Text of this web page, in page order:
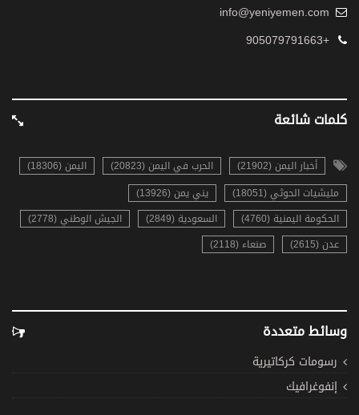
info@yeniyemen.com
+905079791663
كلمات شائعة
أخبار اليمن (21902) الحرب في اليمن (20823)
اليمن (18306)
مليشيات الحوثي (18051)
يني يمن (13926)
الحكومة اليمنية (4760)
السعودية (2849)
الجيش الوطني (2778)
عدن (2615)
صنعاء (2118)
وسائط متعددة
رسومات كركاتيرية
إنفوغرافيك